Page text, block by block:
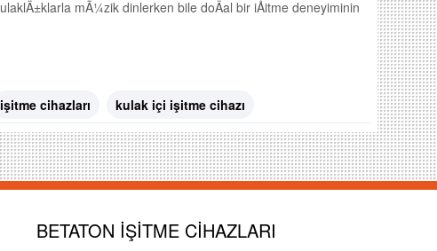
işitme cihazları kulak içi işitme cihazı
BETATON İŞİTME CİHAZLARI